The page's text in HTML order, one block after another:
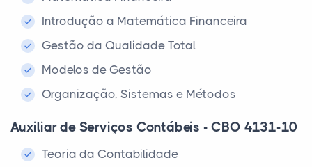
Introdução a Matemática Financeira
Gestão da Qualidade Total
Modelos de Gestão
Organização, Sistemas e Métodos
Auxiliar de Serviços Contábeis - CBO 4131-10
Teoria da Contabilidade